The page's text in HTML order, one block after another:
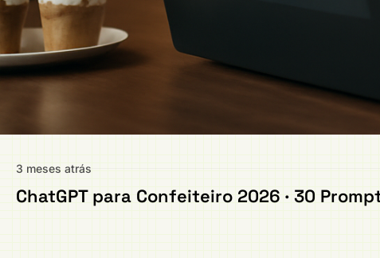
3 meses atrás
ChatGPT para Confeiteiro 2026 · 30